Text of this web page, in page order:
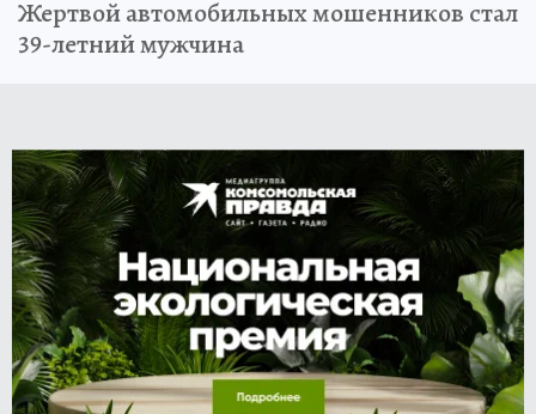
Жертвой автомобильных мошенников стал
39-летний мужчина